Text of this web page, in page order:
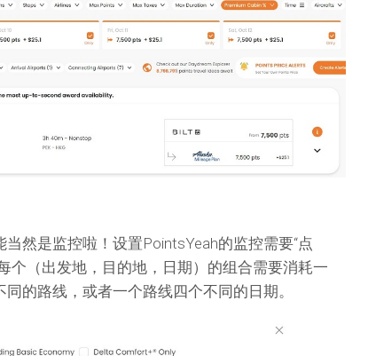
然是监控啦！设置PointsYeah的监控需要“点
个（出发地，目的地，日期）的组合需要消耗一
的路线，或者一个路线四个不同的日期。